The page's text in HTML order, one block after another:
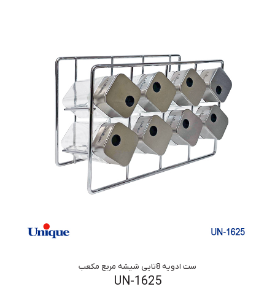
ست ادویه 8تایی شیشه مربع مکعب
UN-1625